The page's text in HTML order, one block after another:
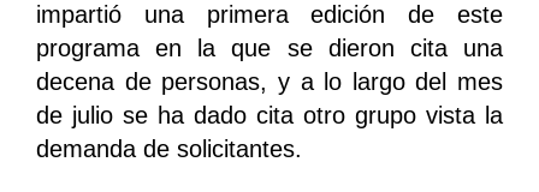
impartió una primera edición de este
programa en la que se dieron cita una
decena de personas, y a lo largo del mes
de julio se ha dado cita otro grupo vista la
demanda de solicitantes.